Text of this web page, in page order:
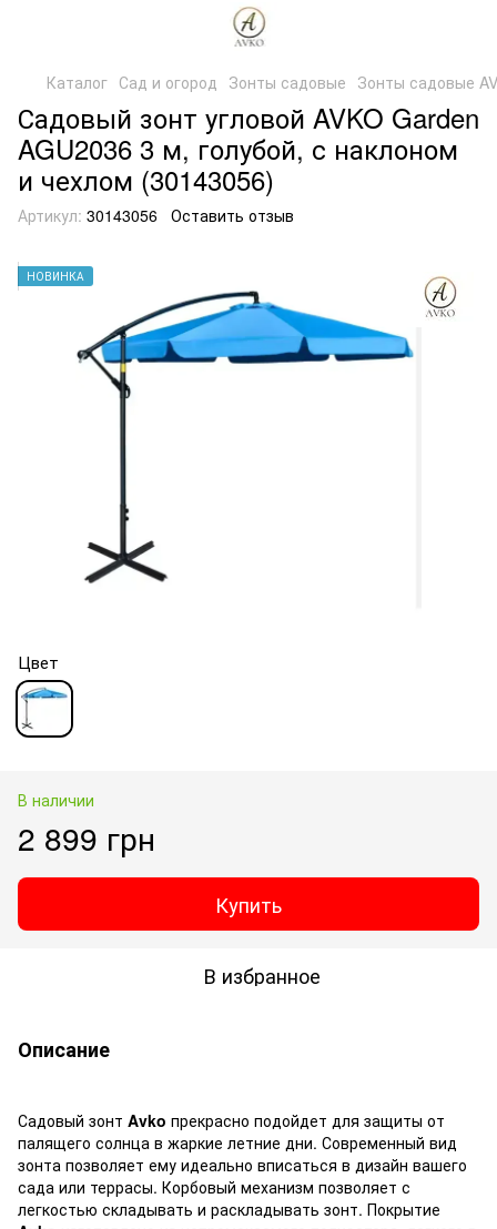
Каталог Сад и огород Зонты садовые Зонты садовые
Садовый зонт угловой AVKO Garden
AGU2036 3 м, голубой, с наклоном
и чехлом (30143056)
Артикул: 30143056 Оставить отзыв
НОВИНКА
Цвет
В наличии
2 899 грн
Купить
В избранное
Описание
Садовый зонт Avko прекрасно подойдет для защиты от
палящего солнца в жаркие летние дни. Современный вид
зонта позволяет ему идеально вписаться в дизайн вашего
сада или террасы. Корбовый механизм позволяет с
легкостью складывать и раскладывать зонт. Покрытие